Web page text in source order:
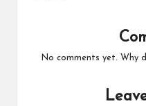
No comments yet. Why